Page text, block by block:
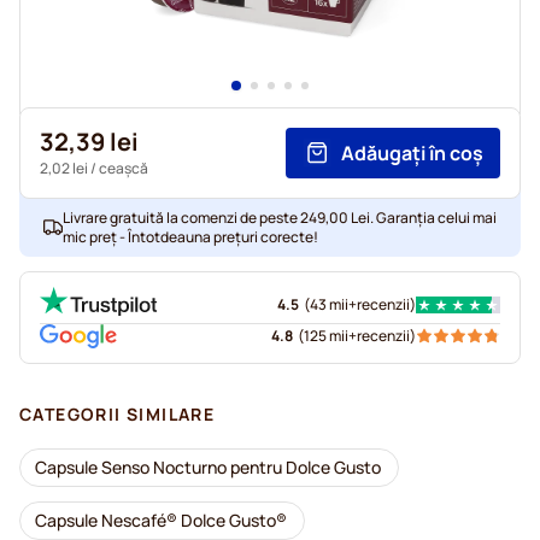
32,39 lei
2,02 lei / ceașcă
Adăugați în coș
Livrare gratuită la comenzi de peste 249,00 Lei. Garanția celui mai
mic preț - Întotdeauna prețuri corecte!
4.5 (43 mii+recenzii)
4.8 (125 mii+recenzii)
CATEGORII SIMILARE
Capsule Senso Nocturno pentru Dolce Gusto
Capsule Nescafé® Dolce Gusto®